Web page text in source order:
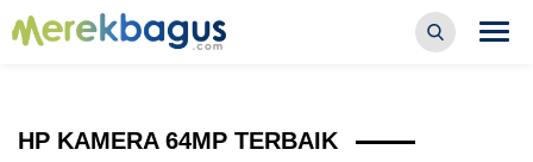
HP KAMERA 64MP TERBAIK